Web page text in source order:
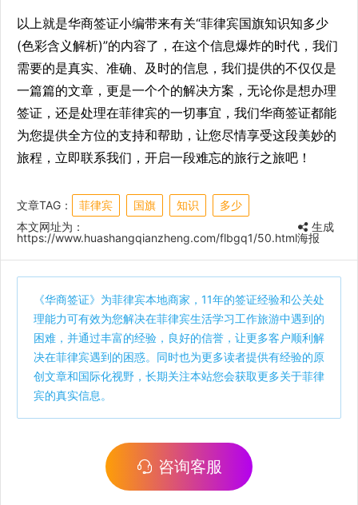
以上就是华商签证小编带来有关“菲律宾国旗知识知多少
(色彩含义解析)”的内容了，在这个信息爆炸的时代，我们
需要的是真实、准确、及时的信息，我们提供的不仅仅是
一篇篇的文章，更是一个个的解决方案，无论你是想办理
签证，还是处理在菲律宾的一切事宜，我们华商签证都能
为您提供全方位的支持和帮助，让您尽情享受这段美妙的
旅程，立即联系我们，开启一段难忘的旅行之旅吧！
文章TAG： 菲律宾 国旗 知识
多少
本文网址为：
https://www.huashangqianzheng.com/flbgq1/50.html
生成
海报
《华商签证》为菲律宾本地商家，11年的签证经验和公关处
理能力可有效为您解决在菲律宾生活学习工作旅游中遇到的
困难，并通过丰富的经验，良好的信誉，让更多客户顺利解
决在菲律宾遇到的困惑。同时也为更多读者提供有经验的原
创文章和国际化视野，长期关注本站您会获取更多关于菲律
宾的真实信息。
咨询客服